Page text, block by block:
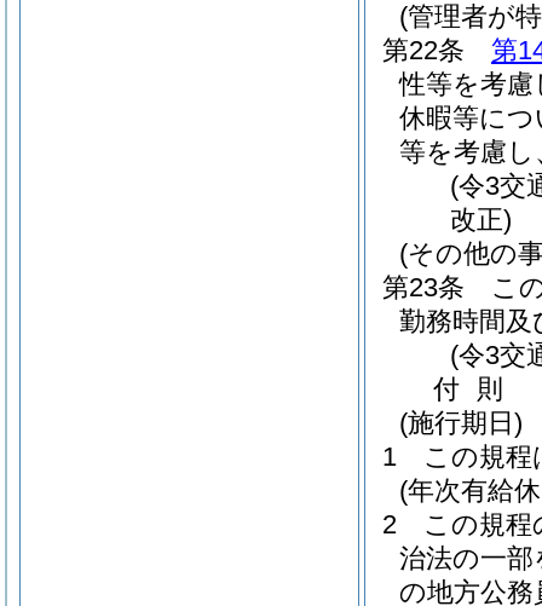
(管理者が
第22条
第
性等を考
休暇等に
等を考慮
(令3交
改正)
(その他の
第23条
こ
勤務時間
(令3交
付 則
(施行期日)
1
この規程
(年次有給
2
この規程
治法の一
の地方公務